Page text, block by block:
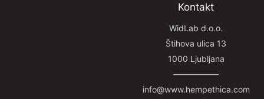
Kontakt
WidLab d.o.o.
Štihova ulica 13
1000 Ljubljana
—————–
info@www.hempethica.com